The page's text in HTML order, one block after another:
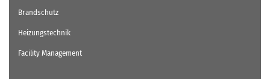
Brandschutz
Heizungstechnik
Facility Management